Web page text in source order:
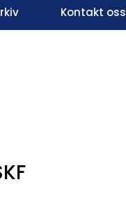
Infosenter
Kontakt oss